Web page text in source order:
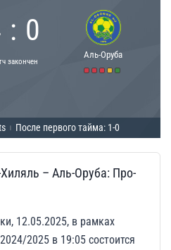
: 0
закончен
Аль-Оруба
После первого тайма: 1-0
– Аль-Оруба: Про-
12.05.2025, в рамках
2025 в 19:05 состоится